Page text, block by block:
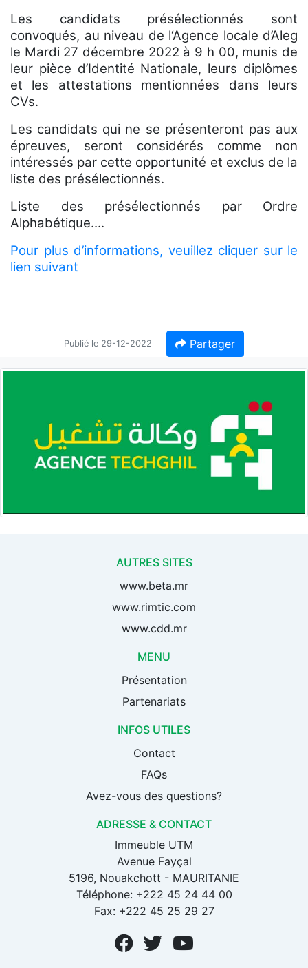
Les candidats présélectionnés sont
convoqués, au niveau de l‘Agence locale d’Aleg
le Mardi 27 décembre 2022 à 9 h 00, munis de
leur pièce d’Identité Nationale, leurs diplômes
et les attestations mentionnées dans leurs
CVs.
Les candidats qui ne se présenteront pas aux
épreuves, seront considérés comme non
intéressés par cette opportunité et exclus de la
liste des présélectionnés.
Liste des présélectionnés par Ordre
Alphabétique....
Pour plus d’informations, veuillez cliquer sur le
lien suivant
Publié le 29-12-2022 Partager
AUTRES SITES
www.beta.mr
www.rimtic.com
www.cdd.mr
MENU
Présentation
Partenariats
INFOS UTILES
Contact
FAQs
Avez-vous des questions?
ADRESSE & CONTACT
Immeuble UTM
Avenue Fayçal
5196, Nouakchott - MAURITANIE
Téléphone: +222 45 24 44 00
Fax: +222 45 25 29 27